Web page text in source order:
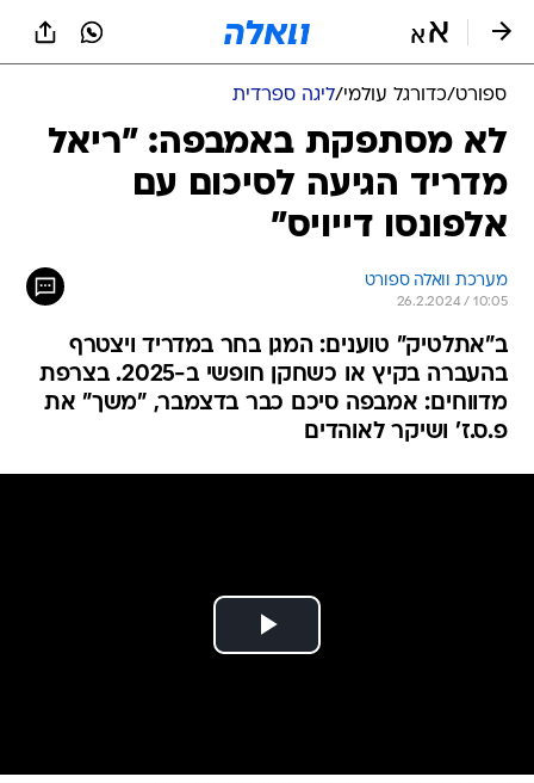
ספורט/כדורגל עולמי/ליגה ספרדית
לא מסתפקת באמבפה: "ריאל
מדריד הגיעה לסיכום עם
אלפונסו דייויס"
מערכת וואלה ספורט
26.2.2024 / 10:05
ב"אתלטיק" טוענים: המגן בחר במדריד ויצטרף
בהעברה בקיץ או כשחקן חופשי ב-2025. בצרפת
מדווחים: אמבפה סיכם כבר בדצמבר, "משך" את
פ.ס.ז' ושיקר לאוהדים